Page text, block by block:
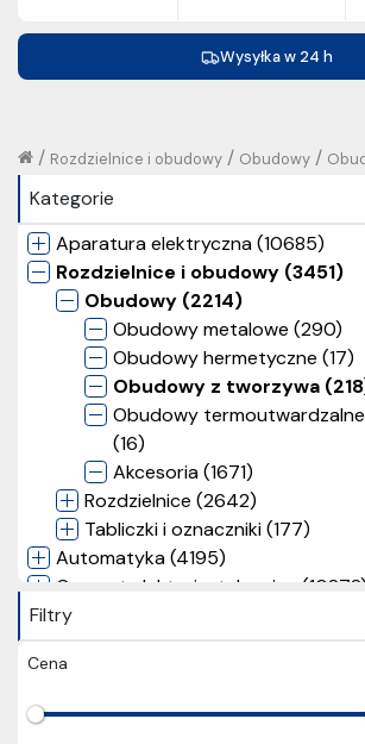
Wysyłka w 24 h
/
Obudowy
/
Rozdzielnice i obudowy
/
Kategorie
Aparatura elektryczna (10685)
Rozdzielnice i obudowy (3451)
Obudowy (2214)
Obudowy metalowe (290)
Obudowy hermetyczne (17)
Obudowy z tworzywa
Obudowy termoutwardzalne
(16)
Akcesoria (1671)
Rozdzielnice (2642)
Tabliczki i oznaczniki (177)
Automatyka (4195)
Osprzęt elektroinstalacyjny (10878)
Kable (6098)
Narzędzia (3648)
Oświetlenie (2965)
Filtry
Cena